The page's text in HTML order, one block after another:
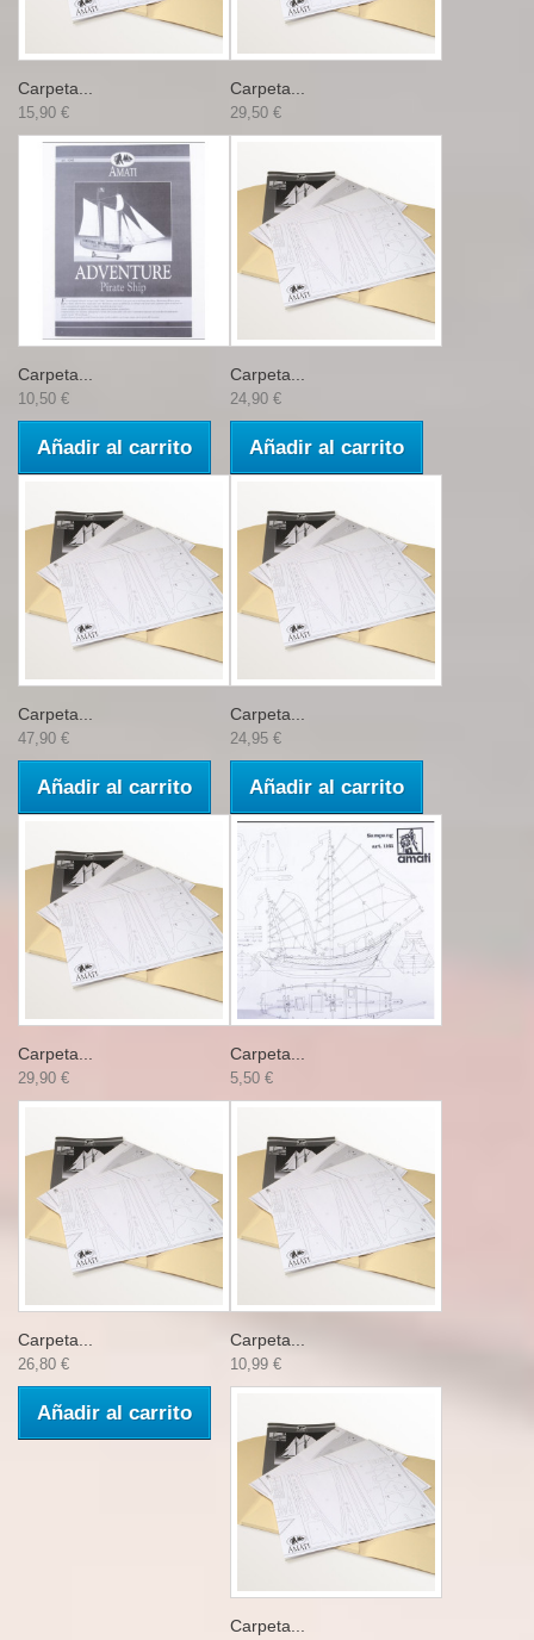
Carpeta...
15,90 €
Carpeta...
29,50 €
Carpeta...
10,50 €
Añadir al carrito
Carpeta...
24,90 €
Añadir al carrito
Carpeta...
47,90 €
Añadir al carrito
Carpeta...
24,95 €
Añadir al carrito
Carpeta...
29,90 €
Carpeta...
5,50 €
Carpeta...
26,80 €
Añadir al carrito
Carpeta...
10,99 €
Carpeta...